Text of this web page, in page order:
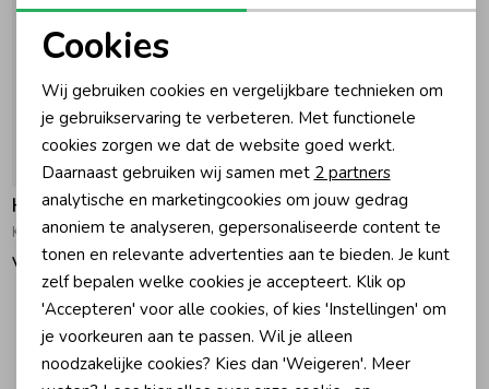
Regenkleding &-laarzen
Zomeraccessoires
Kledingaccessoires
Beenmode
Blazers & Gilets
Leggings
Boxpakjes
Rompers
Ondergoed
Regenkleding &-laarzen
Hublot
Kinder Regenjas Ecume
Vanaf 49,95
1
Filters
Noodzakelijke cookies
Personalisatie cookies
Analytische cookies
Marketing cookies
Cookies
Wij gebruiken cookies en vergelijkbare technieken om
je gebruikservaring te verbeteren. Met functionele
cookies zorgen we dat de website goed werkt.
Daarnaast gebruiken wij samen met 2 partners
analytische en marketingcookies om jouw gedrag
anoniem te analyseren, gepersonaliseerde content te
tonen en relevante advertenties aan te bieden. Je kunt
zelf bepalen welke cookies je accepteert. Klik op
'Accepteren' voor alle cookies, of kies 'Instellingen' om
je voorkeuren aan te passen. Wil je alleen
noodzakelijke cookies? Kies dan 'Weigeren'. Meer